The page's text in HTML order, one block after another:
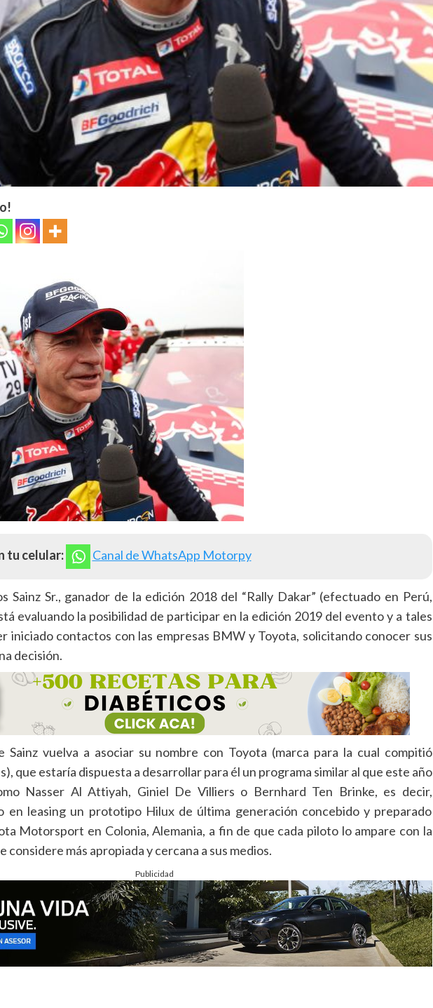
tu celular: Canal de WhatsApp Motorpy
Sainz Sr., ganador de la edición 2018 del “Rally Dakar” (efectuado en Perú,
evaluando la posibilidad de participar en la edición 2019 del evento y a tales
iniciado contactos con las empresas BMW y Toyota, solicitando conocer sus
decisión.
Sainz vuelva a asociar su nombre con Toyota (marca para la cual compitió
que estaría dispuesta a desarrollar para él un programa similar al que este año
Nasser Al Attiyah, Giniel De Villiers o Bernhard Ten Brinke, es decir,
en leasing un prototipo Hilux de última generación concebido y preparado
Motorsport en Colonia, Alemania, a fin de que cada piloto lo ampare con la
más apropiada y cercana a sus medios.
Publicidad